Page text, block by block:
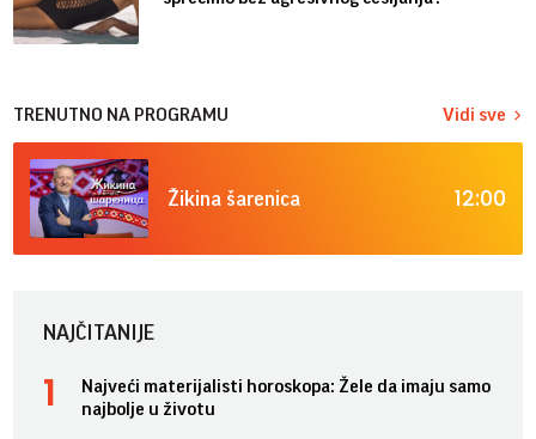
TRENUTNO NA PROGRAMU Vidi sve
Žikina šarenica 12:00
NAJČITANIJE
Najveći materijalisti horoskopa: Žele da imaju samo
najbolje u životu